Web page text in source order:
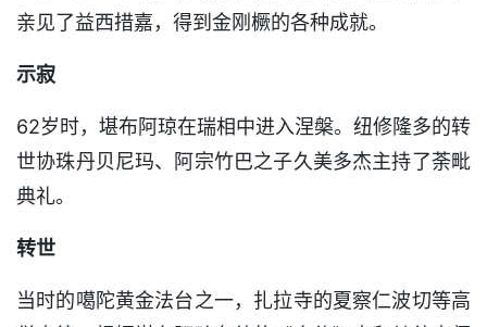
亲见了益西措嘉，得到金刚橛的各种成就。
示寂
62岁时，堪布阿琼在瑞相中进入涅槃。纽修隆多的转
世协珠丹贝尼玛、阿宗竹巴之子久美多杰主持了荼毗
典礼。
转世
当时的噶陀黄金法台之一，扎拉寺的夏察仁波切等高